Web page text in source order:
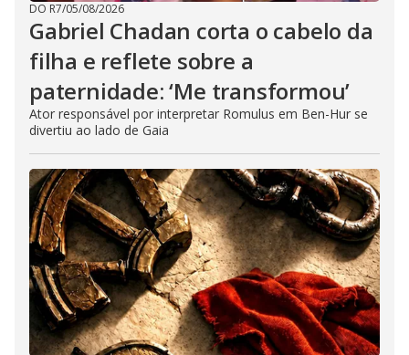
DO R7/05/08/2026
Gabriel Chadan corta o cabelo da
filha e reflete sobre a
paternidade: ‘Me transformou’
Ator responsável por interpretar Romulus em Ben-Hur se
divertiu ao lado de Gaia